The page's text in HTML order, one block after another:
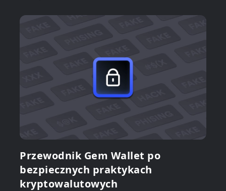
Przewodnik Gem Wallet po
bezpiecznych praktykach
kryptowalutowych